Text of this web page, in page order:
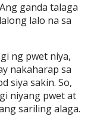
ganda talaga
lalo na sa
ng pwet niya,
nakaharap sa
siya sakin. So,
niyang pwet at
sariling alaga.